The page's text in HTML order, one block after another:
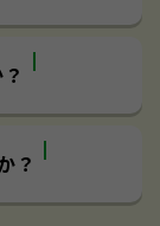
？